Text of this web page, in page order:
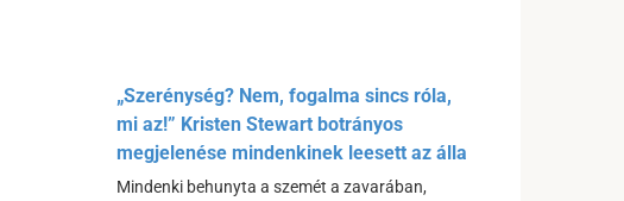
„Szerénység? Nem, fogalma sincs róla,
mi az!” Kristen Stewart botrányos
megjelenése mindenkinek leesett az álla
Mindenki behunyta a szemét a zavarában,